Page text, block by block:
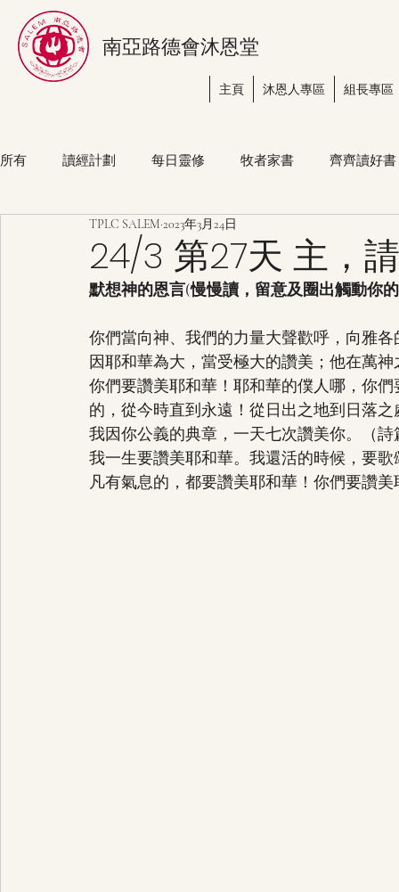
南亞路德會沐恩堂
主頁 沐恩人專區 組長專區
所有 讀經計劃 每日靈修 牧者家書 齊齊讀好書
24/3 第27天 主，
TPLC SALEM 2023年3月24日
默想神的恩言(慢慢讀，留意及圈出觸動你
你們當向神、我們的力量大聲歡呼，向雅各
因耶和華為大，當受極大的讚美；他在萬
你們要讚美耶和華！耶和華的僕人哪，你
的，從今時直到永遠！從日出之地到日落之
我因你公義的典章，一天七次讚美你。（詩
我一生要讚美耶和華。我還活的時候，要歌
凡有氣息的，都要讚美耶和華！你們要讚美